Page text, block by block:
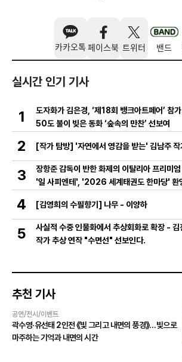
카카오톡 페이스북 트위터 밴드
실시간 인기 기사
1
도자화가 김은경, ‘제18회 뱅크아트페어’ 참
50도 불이 빚은 동화 ‘숲속의 만찬’ 선보여
2 [작가 탐방] '자연에서 영감을 받는' 김남주 작
3
장항준 감독이 반한 화제의 이탈리아 프리미엄
'일 사피엔테', '2026 세계태권도 한마당' 환
4 [김영희의 수필향기] 나무 - 이양하
5
사실적 수중 인물화에서 추상회화로 확장 - 김
작가 추상 연작 "수면선" 선보인다.
추천 기사
공연/전시/이벤트
곽수영·유선태 2인전 《빛 그리고 내면의 풍경》…빛으로
마주하는 기억과 내면의 시간